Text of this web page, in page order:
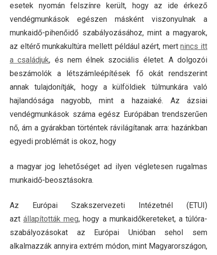
esetek nyomán felszínre került, hogy az ide érkező
vendégmunkások egészen másként viszonyulnak a
munkaidő-pihenőidő szabályozásához, mint a magyarok,
az eltérő munkakultúra mellett például azért, mertnincs itt
a családjuk, és nem élnek szociális életet. A dolgozói
beszámolók a létszámleépítések fő okát rendszerint
annak tulajdonítják, hogy a külföldiek túlmunkára való
hajlandósága nagyobb, mint a hazaiaké. Az ázsiai
vendégmunkások száma egész Európában trendszerűen
nő, ám a gyárakban történtek rávilágítanak arra: hazánkban
egyedi problémát is okoz, hogy
a magyar jog lehetőséget ad ilyen végletesen rugalmas
munkaidő-beosztásokra.
Az Európai Szakszervezeti Intézetnél (ETUI)
aztállapították meg, hogy a munkaidőkereteket, a túlóra-
szabályozásokat az Európai Unióban sehol sem
alkalmazzák annyira extrém módon, mint Magyarországon,